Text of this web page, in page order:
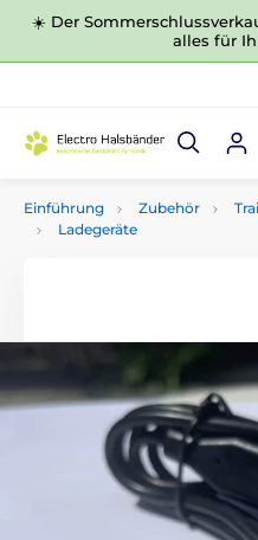
☀️ Der
alles für
Einführung Zubehör
Ladegeräte